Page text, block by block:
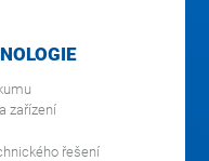
zařízení
řešení